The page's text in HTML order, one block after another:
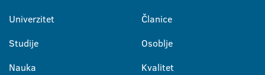
Univerzitet
Studije
Nauka
Članice
Osoblje
Kvalitet